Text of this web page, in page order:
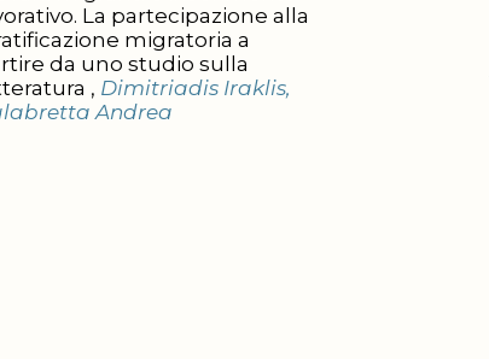
La partecipazione alla
migratoria a
da uno studio sulla
letteratura , Dimitriadis Iraklis,
Andrea